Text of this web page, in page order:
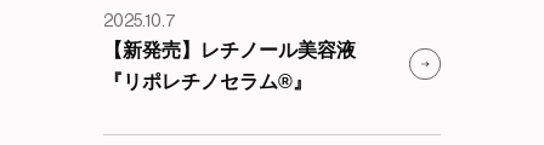
2025.10.7
【新発売】レチノール美容液
『リポレチノセラム®』